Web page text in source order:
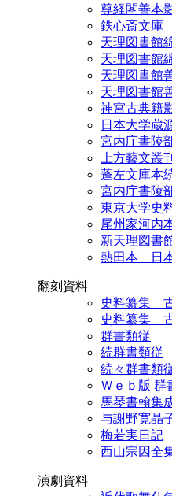
尊経閣善本
鉄心斎文庫
天理図書館
天理図書館
天理図書館
天理図書館
神宮古典籍
日本大学蔵
宮内庁書陵
上方藝文叢刊
蓬左文庫本
宮内庁書陵
東京大学史
尾州家河内
新天理図書
熱田本 日
翻刻資料
史料纂集
史料纂集
群書類従
続群書類従
続々群書類
Ｗｅｂ版 群
馬琴書翰集
与謝野寛晶
梅若実日記
西山宗因全
演劇資料